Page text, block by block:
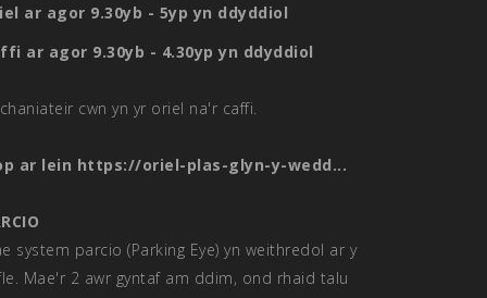
ar agor 9.30yb - 5yp yn ddyddiol
ar agor 9.30yb - 4.30yp yn ddyddiol
cwn yn yr oriel na'r caffi.
ar lein https://oriel-plas-glyn-y-wedd...
system parcio (Parking Eye) yn weithredol ar y
Mae'r 2 awr gyntaf am ddim, ond rhaid talu